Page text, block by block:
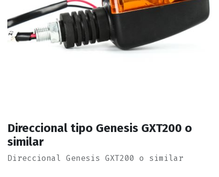
Direccional tipo Genesis GXT200 o
similar
Direccional Genesis GXT200 o similar